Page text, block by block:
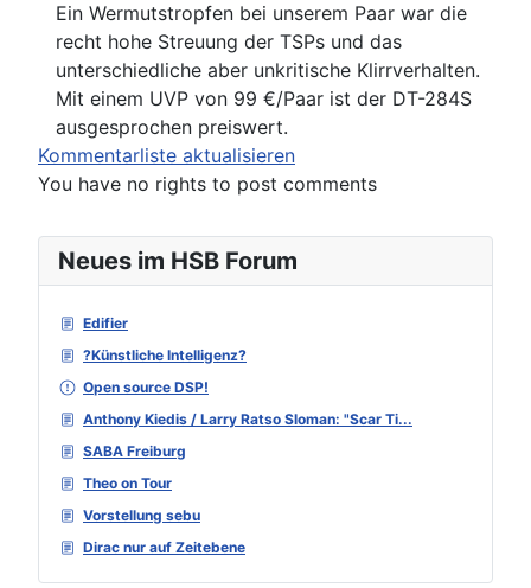
Neues im HSB Forum
Edifier
?Künstliche Intelligenz?
Open source DSP!
Anthony Kiedis / Larry Ratso Sloman: "Scar Ti...
SABA Freiburg
Theo on Tour
Vorstellung sebu
Dirac nur auf Zeitebene
Ein Wermutstropfen bei unserem Paar war die
recht hohe Streuung der TSPs und das
unterschiedliche aber unkritische Klirrverhalten.
Mit einem UVP von 99 €/Paar ist der DT-284S
ausgesprochen preiswert.
Kommentarliste aktualisieren
You have no rights to post comments